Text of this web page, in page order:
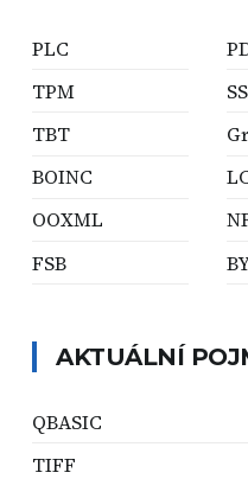
PLC
TPM
TBT
BOINC
OOXML
FSB
AKTUÁLNÍ
QBASIC
TIFF